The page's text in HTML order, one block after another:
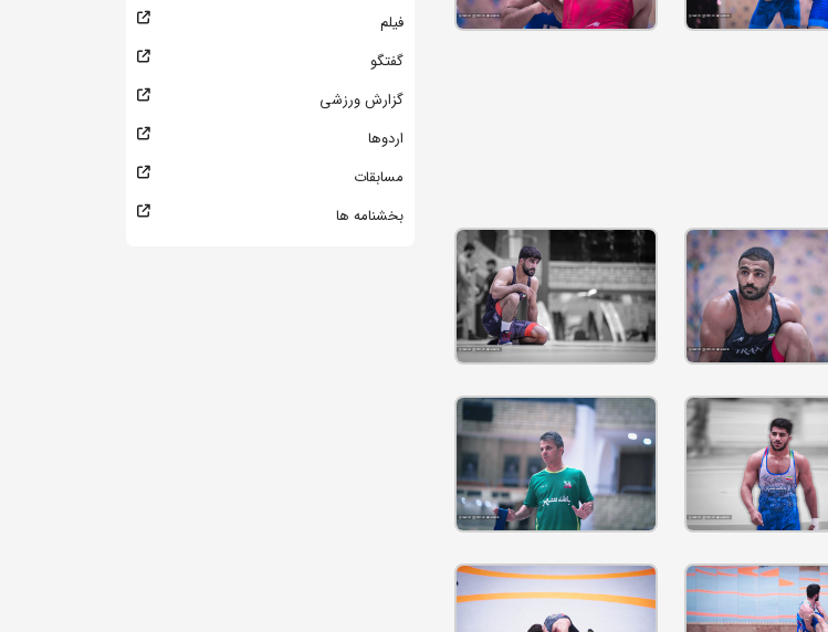
فیلم
گفتگو
گزارش ورزشی
اردوها
مسابقات
بخشنامه ها